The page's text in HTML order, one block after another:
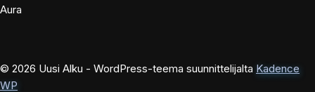
Aura
© 2026 Uusi Alku - WordPress-teema suunnittelijalta Kadence
WP